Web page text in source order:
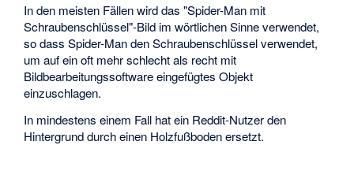
In den meisten Fällen wird das "Spider-Man mit
Schraubenschlüssel"-Bild im wörtlichen Sinne verwendet,
so dass Spider-Man den Schraubenschlüssel verwendet,
um auf ein oft mehr schlecht als recht mit
Bildbearbeitungssoftware eingefügtes Objekt
einzuschlagen.
In mindestens einem Fall hat ein Reddit-Nutzer den
Hintergrund durch einen Holzfußboden ersetzt.